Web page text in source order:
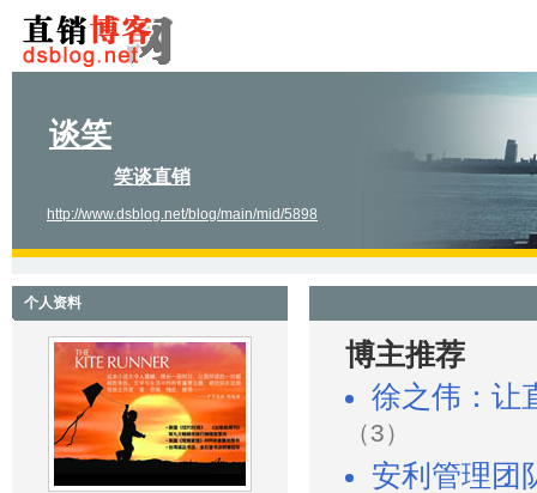
谈笑
笑谈直销
http://www.dsblog.net/blog/main/mid/5898
个人资料
博主推荐
徐之伟：让
（3）
安利管理团